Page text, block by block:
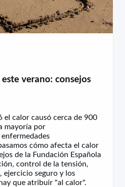
verano: consejos
el calor causó cerca de 900
mayoría por
cómo afecta el calor
de la Fundación Española
control de la tensión,
ejercicio seguro y los
que atribuir "al calor".